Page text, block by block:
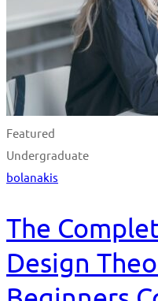
Featured
Undergraduate
bolanakis
The
Design